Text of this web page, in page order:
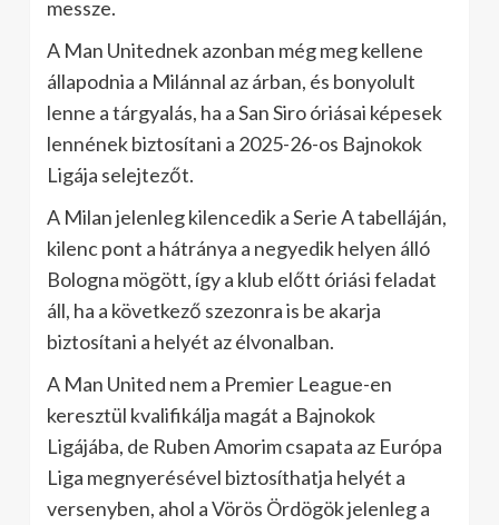
messze.
A Man Unitednek azonban még meg kellene
állapodnia a Milánnal az árban, és bonyolult
lenne a tárgyalás, ha a San Siro óriásai képesek
lennének biztosítani a 2025-26-os Bajnokok
Ligája selejtezőt.
A Milan jelenleg kilencedik a Serie A tabelláján,
kilenc pont a hátránya a negyedik helyen álló
Bologna mögött, így a klub előtt óriási feladat
áll, ha a következő szezonra is be akarja
biztosítani a helyét az élvonalban.
A Man United nem a Premier League-en
keresztül kvalifikálja magát a Bajnokok
Ligájába, de Ruben Amorim csapata az Európa
Liga megnyerésével biztosíthatja helyét a
versenyben, ahol a Vörös Ördögök jelenleg a